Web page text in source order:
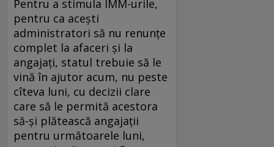
Pentru a stimula IMM-urile,
pentru ca acești
administratori să nu renunțe
complet la afaceri și la
angajați, statul trebuie să le
vină în ajutor acum, nu peste
cîteva luni, cu decizii clare
care să le permită acestora
să-și plătească angajații
pentru următoarele luni,